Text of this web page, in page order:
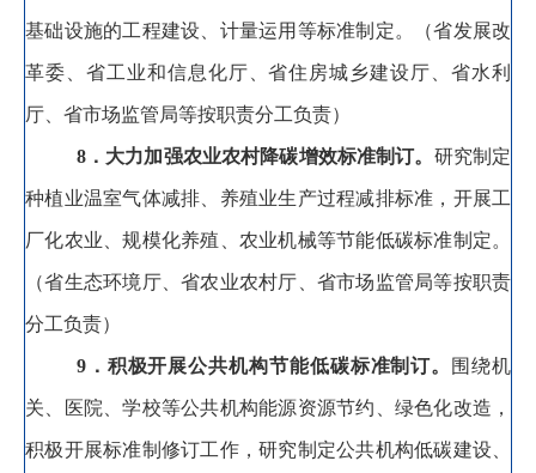
基础设施的工程建设、计量运用等标准制定。 （省发展改
革委、省工业和信息化厅、省住房城乡建设厅、省水利
厅、省市场监管局等按职责分工负责）
8．大力加强农业农村降碳增效标准制订。 研究制定
种植业温室气体减排、养殖业生产过程减排标准 ， 开展工
厂化农业、规模化养殖、农业机械等节能低碳标准制定。
（省生态环境厅、省农业农村厅、省市场监管局等按职责
分工负责）
9．积极开展公共机构节能低碳标准制订。 围绕机
关、医院、学校等公共机构能源资源节约、绿色化改造 ，
积极开展标准制修订工作， 研究制定公共机构低碳建设、